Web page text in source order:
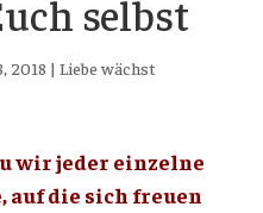
selbst
2018 | Liebe wächst
wir jeder einzelne
auf die sich freuen